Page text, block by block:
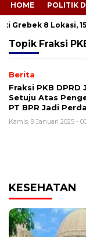
HOME POLITIK
8 Lokasi, 15
Topik Fraksi
Berita
Fraksi PKB DPRD
Setuju Atas
PT BPR Jadi Perda
Kamis, 9 Januari 2025 -
KESEHATAN